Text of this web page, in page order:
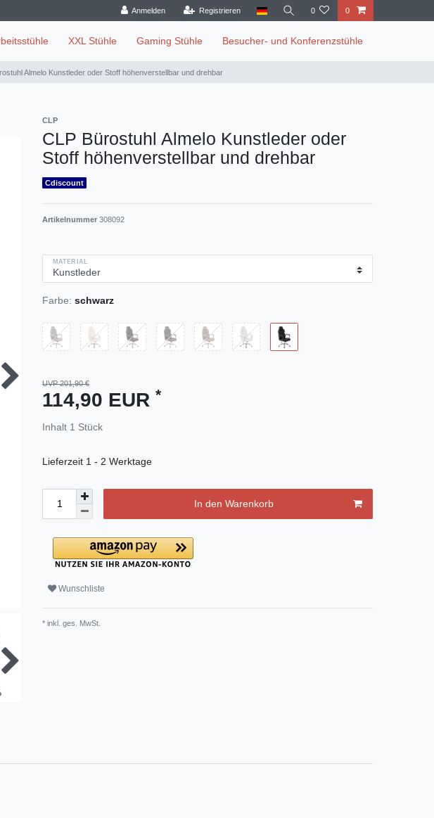
Anmelden Registrieren 0 0
XXL Stühle Gaming Stühle Besucher- und Konferenzstühle
Almelo Kunstleder oder Stoff höhenverstellbar und drehbar
CLP
CLP Bürostuhl Almelo Kunstleder oder
Stoff höhenverstellbar und drehbar
Cdiscount
Artikelnummer 308092
MATERIAL
Farbe: schwarz
UVP 201,90 €
114,90 EUR *
Inhalt 1 Stück
Lieferzeit 1 - 2 Werktage
In den Warenkorb
Wunschliste
* inkl. ges. MwSt.